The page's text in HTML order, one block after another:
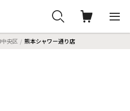
央区 熊本シャワー通り店